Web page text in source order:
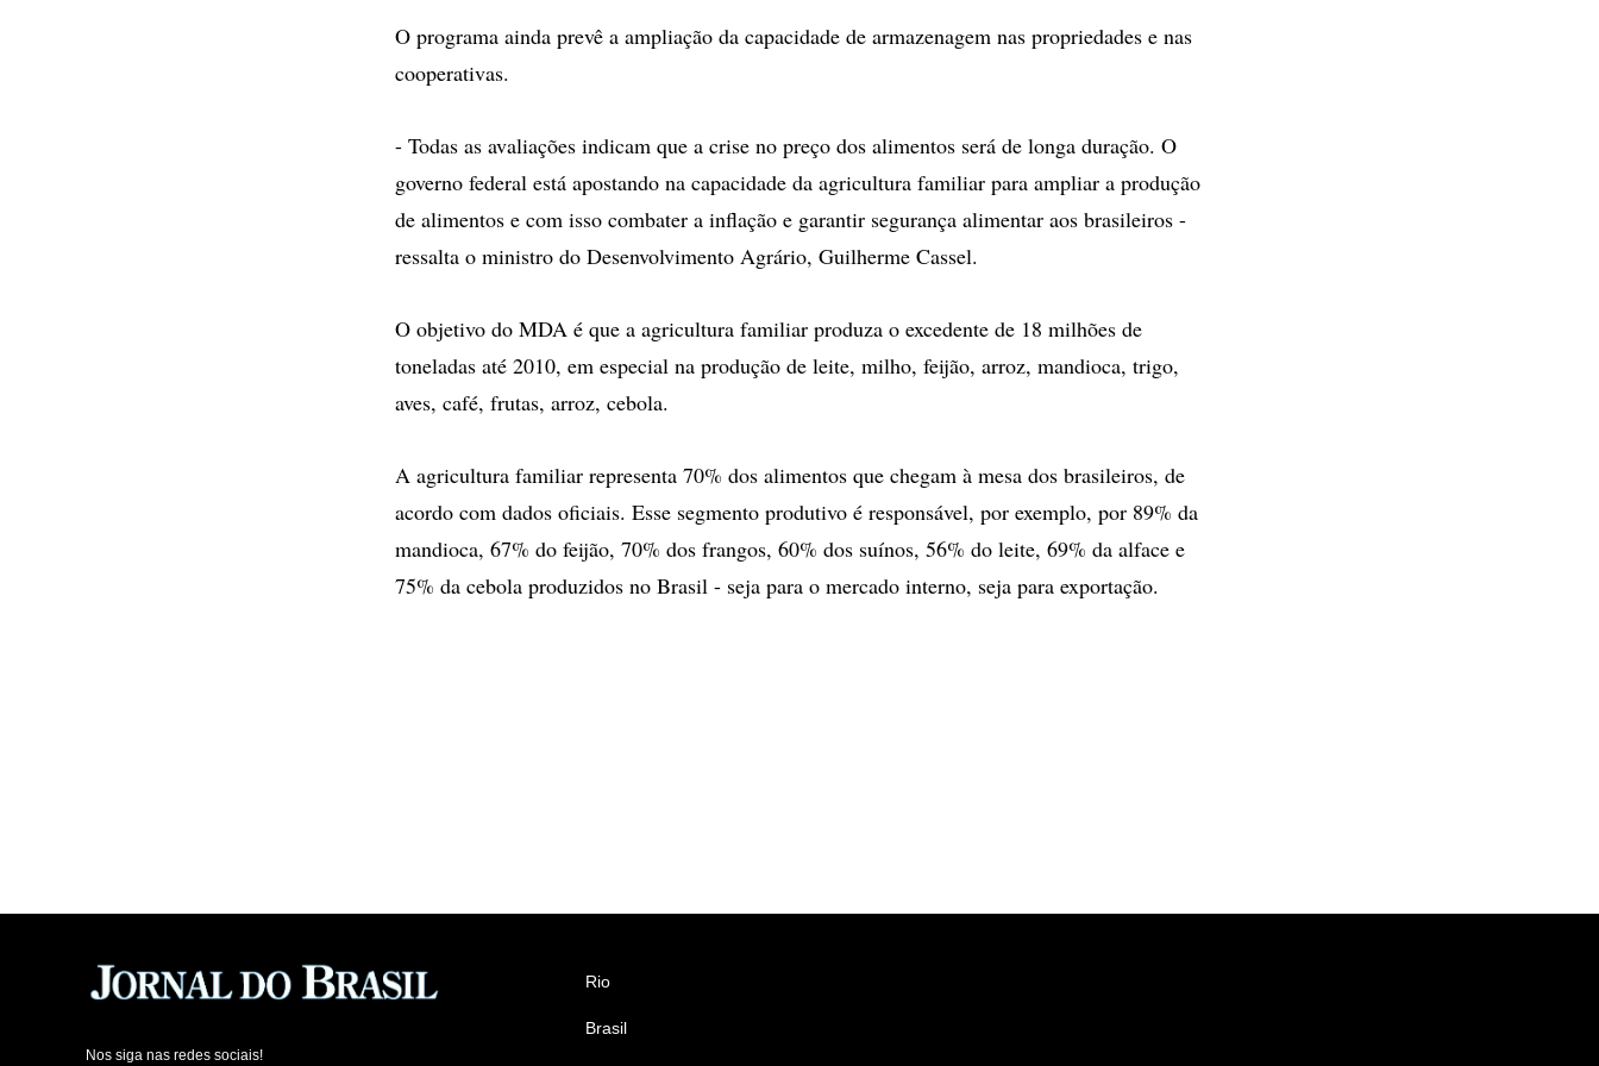
O programa ainda prevê a ampliação da capacidade de armazenagem nas propriedades e nas
cooperativas.
- Todas as avaliações indicam que a crise no preço dos alimentos será de longa duração. O
governo federal está apostando na capacidade da agricultura familiar para ampliar a produção
de alimentos e com isso combater a inflação e garantir segurança alimentar aos brasileiros -
ressalta o ministro do Desenvolvimento Agrário, Guilherme Cassel.
O objetivo do MDA é que a agricultura familiar produza o excedente de 18 milhões de
toneladas até 2010, em especial na produção de leite, milho, feijão, arroz, mandioca, trigo,
aves, café, frutas, arroz, cebola.
A agricultura familiar representa 70% dos alimentos que chegam à mesa dos brasileiros, de
acordo com dados oficiais. Esse segmento produtivo é responsável, por exemplo, por 89% da
mandioca, 67% do feijão, 70% dos frangos, 60% dos suínos, 56% do leite, 69% da alface e
75% da cebola produzidos no Brasil - seja para o mercado interno, seja para exportação.
Nos siga nas redes sociais!
Rio
Brasil